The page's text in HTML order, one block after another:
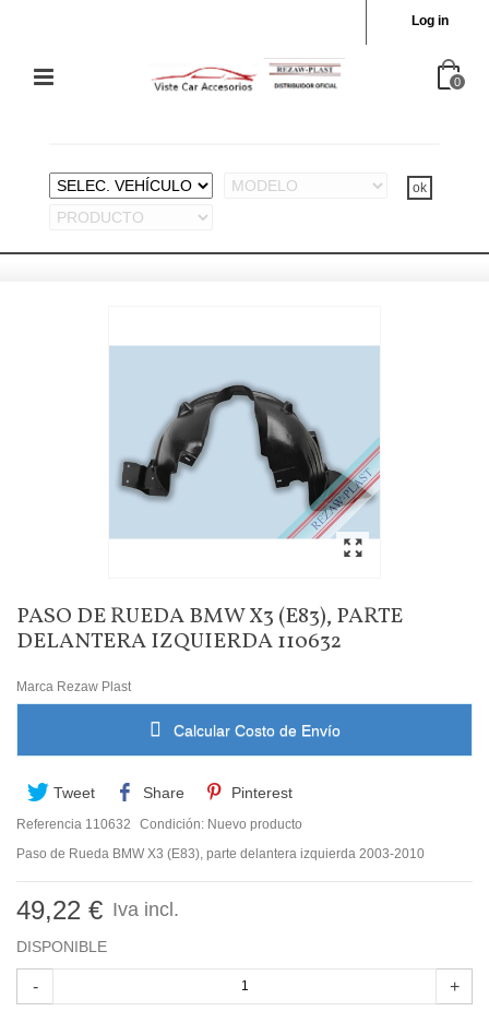
Log in
0
PASO DE RUEDA BMW X3 (E83), PARTE
DELANTERA IZQUIERDA 110632
Marca Rezaw Plast
Calcular Costo de Envío
Tweet Share Pinterest
Referencia 110632 Condición: Nuevo producto
Paso de Rueda BMW X3 (E83), parte delantera izquierda 2003-2010
49,22 € Iva incl.
DISPONIBLE
- +